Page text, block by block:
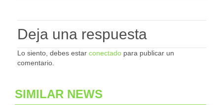
Deja una respuesta
Lo siento, debes estar conectado para publicar un
comentario.
SIMILAR NEWS